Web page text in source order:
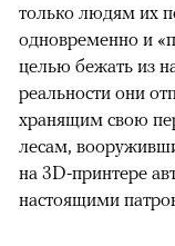
только людям их
одновременно и
целью бежать из
реальности они
хранящим свою
лесам,
на 3D-принтере
настоящими